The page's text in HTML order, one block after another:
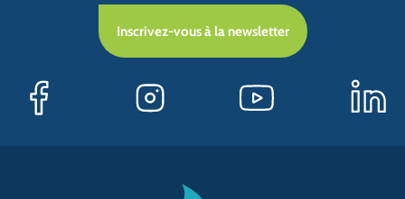
Inscrivez-vous à la newsletter